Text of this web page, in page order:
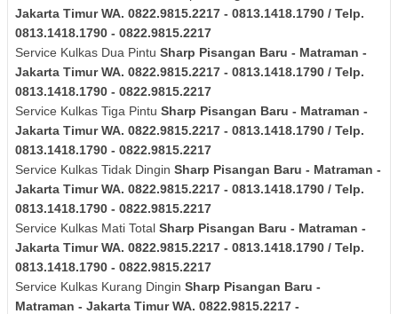
Jakarta TimurWA. 0822.9815.2217 - 0813.1418.1790 / Telp.
0813.1418.1790 - 0822.9815.2217
Service Kulkas Dua Pintu Sharp Pisangan Baru - Matraman -
Jakarta TimurWA. 0822.9815.2217 - 0813.1418.1790 / Telp.
0813.1418.1790 - 0822.9815.2217
Service Kulkas Tiga Pintu Sharp Pisangan Baru - Matraman -
Jakarta TimurWA. 0822.9815.2217 - 0813.1418.1790 / Telp.
0813.1418.1790 - 0822.9815.2217
Service Kulkas Tidak Dingin Sharp Pisangan Baru - Matraman -
Jakarta TimurWA. 0822.9815.2217 - 0813.1418.1790 / Telp.
0813.1418.1790 - 0822.9815.2217
Service Kulkas Mati Total Sharp Pisangan Baru - Matraman -
Jakarta TimurWA. 0822.9815.2217 - 0813.1418.1790 / Telp.
0813.1418.1790 - 0822.9815.2217
Service Kulkas Kurang Dingin Sharp Pisangan Baru -
Matraman - Jakarta TimurWA. 0822.9815.2217 -